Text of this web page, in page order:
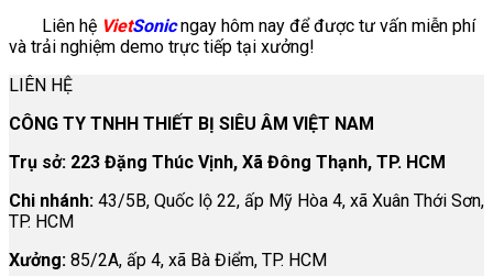
Liên hệ VietSonicngay hôm nay để được tư vấn miễn phí
và trải nghiệm demo trực tiếp tại xưởng!
LIÊN HỆ
CÔNG TY TNHH THIẾT BỊ SIÊU ÂM VIỆT NAM
Trụ sở: 223 Đặng Thúc Vịnh, Xã Đông Thạnh, TP. HCM
Chi nhánh: 43/5B, Quốc lộ 22, ấp Mỹ Hòa 4, xã Xuân Thới Sơn,
TP. HCM
Xưởng: 85/2A, ấp 4, xã Bà Điểm, TP. HCM